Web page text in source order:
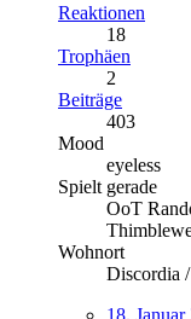
Reaktionen
18
Trophäen
2
Beiträge
403
Mood
eyeless
Spielt gerade
OoT
Wohnort
Discordia
18. Januar